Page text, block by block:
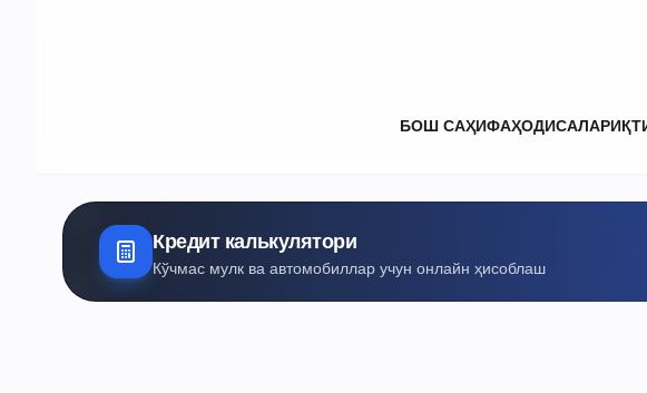
БОШ САҲИФАҲОДИСАЛАР
Кредит калькулятори
Кўчмас мулк ва автомобиллар учун онлайн ҳисоблаш